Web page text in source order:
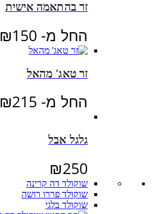
זר בהתאמה אישית
החל מ- ₪150
זר טאג' מהאל
החל מ- ₪215
גלגל אבל
₪250
שוקולד דה קרינה
שוקולד פררו רושה
שוקולד בלגי